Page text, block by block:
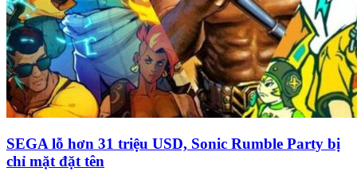
SEGA lỗ hơn 31 triệu USD, Sonic Rumble Party bị
chỉ mặt đặt tên